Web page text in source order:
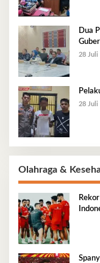
Dua
28 Juli
28 Juli
Olahraga &